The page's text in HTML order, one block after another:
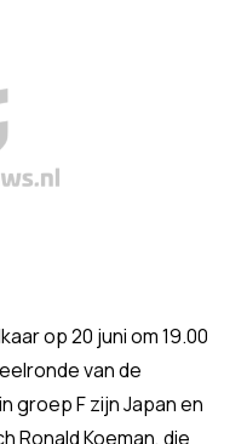
op 20 juni om 19.00
van de
groep F zijn Japan en
Ronald Koeman, die